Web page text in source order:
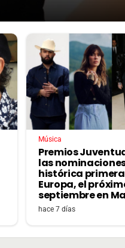
Música
Premios
las
histórica
Europa, el
septiembre en
hace 7 días